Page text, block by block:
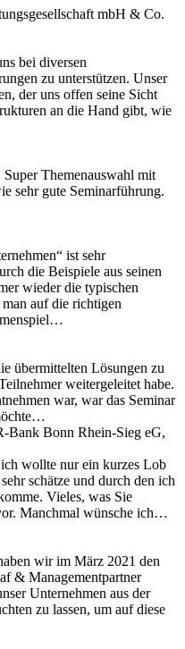
mbH & Co.
bei diversen
zu unterstützen. Unser
der uns offen seine Sicht
an die Hand gibt, wie
Super Themenauswahl mit
sehr gute Seminarführung.
ist sehr
die Beispiele aus seinen
wieder die typischen
auf die richtigen
übermittelten Lösungen zu
weitergeleitet habe.
war, war das Seminar
Bank Bonn Rhein-Sieg eG,
wollte nur ein kurzes Lob
schätze und durch den ich
Vieles, was Sie
Manchmal wünsche ich…
wir im März 2021 den
& Managementpartner
Unternehmen aus der
zu lassen, um auf diese